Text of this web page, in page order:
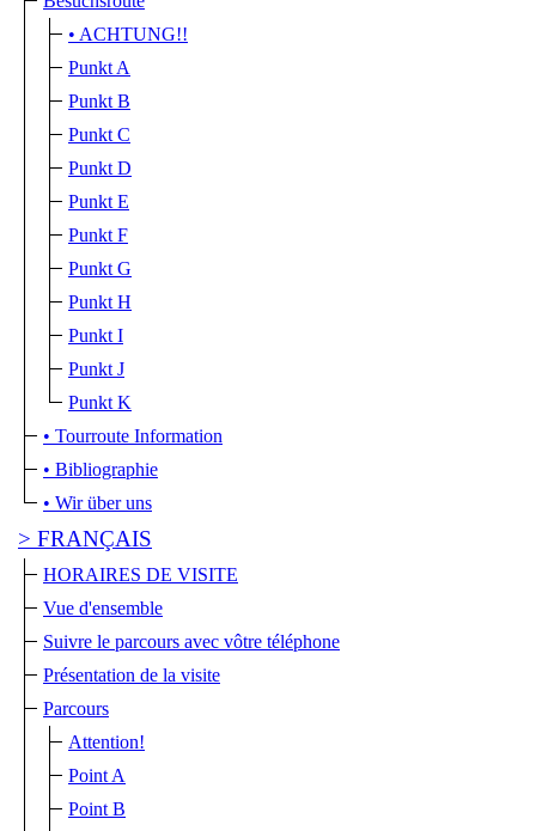
• ACHTUNG!!
Punkt A
Punkt B
Punkt C
Punkt D
Punkt E
Punkt F
Punkt G
Punkt H
Punkt I
Punkt J
Punkt K
• Tourroute Information
• Bibliographie
• Wir über uns
> FRANÇAIS
HORAIRES DE VISITE
Vue d'ensemble
Suivre le parcours avec vôtre téléphone
Présentation de la visite
Parcours
Attention!
Point A
Point B